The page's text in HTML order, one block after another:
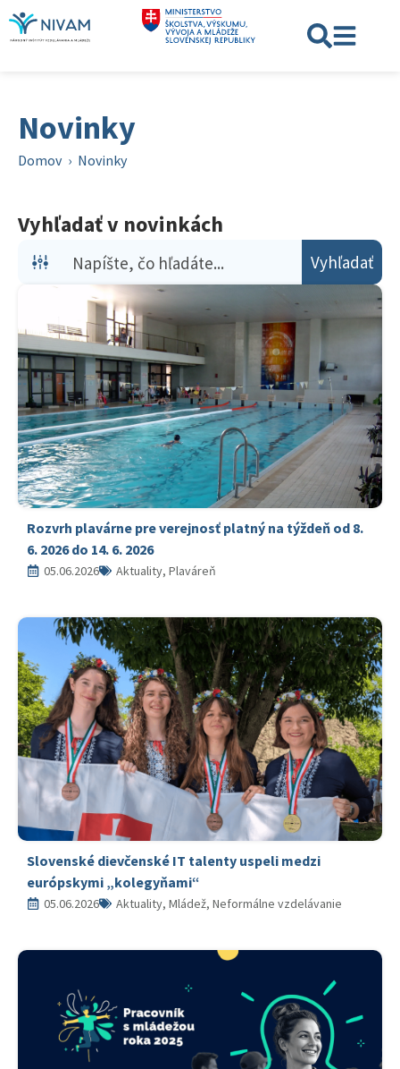
Novinky
Domov › Novinky
Vyhľadať v novinkách
Vyhľadať
Rozvrh plavárne pre verejnosť platný na týždeň od 8.
6. 2026 do 14. 6. 2026
05.06.2026 Aktuality, Plaváreň
Slovenské dievčenské IT talenty uspeli medzi
európskymi „kolegyňami“
05.06.2026 Aktuality, Mládež, Neformálne vzdelávanie